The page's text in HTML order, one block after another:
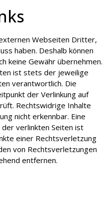
Webseiten Dritter,
haben. Deshalb können
keine Gewähr übernehmen.
ist stets der jeweilige
verantwortlich. Die
der Verlinkung auf
Rechtswidrige Inhalte
nicht erkennbar. Eine
verlinkten Seiten ist
einer Rechtsverletzung
von Rechtsverletzungen
entfernen.